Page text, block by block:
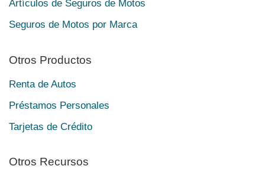
Artículos de Seguros de Motos
Seguros de Motos por Marca
Otros Productos
Renta de Autos
Préstamos Personales
Tarjetas de Crédito
Otros Recursos